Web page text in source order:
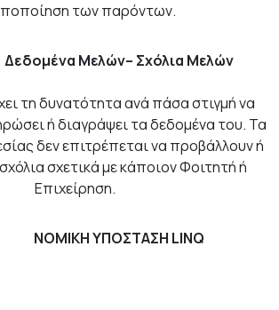
των παρόντων.
Δεδομένα Μελών– Σχόλια Μελών
τη δυνατότητα ανά πάσα στιγμή να
ή διαγράψει τα δεδομένα του. Τα
δεν επιτρέπεται να προβάλλουν ή
σχετικά με κάποιον Φοιτητή ή
Επιχείρηση.
NOMIKH YΠΟΣΤΑΣΗ LINQ